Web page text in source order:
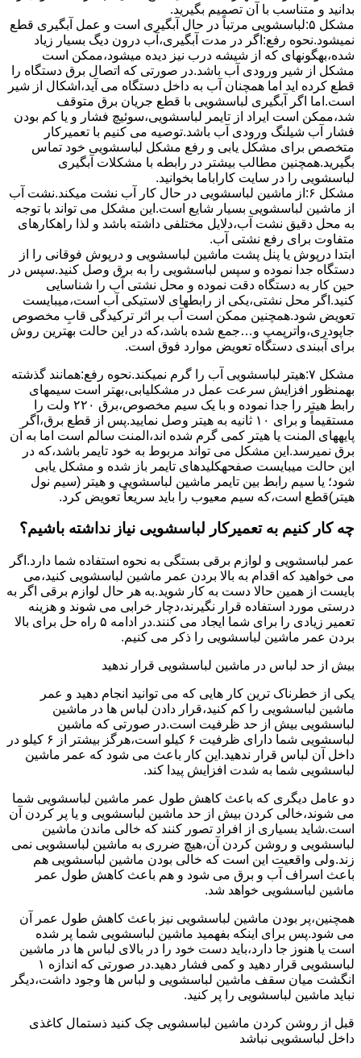
بدانید و متناسب با آن تصمیم بگیرید.
مشکل ۵:لباسشویی مرتباً در ﺣﺎل آﺑﮕﯿﺮی اﺳﺖ و ﻋﻤﻞ آﺑﮕﯿﺮی ﻗﻄﻊ
نمیشود.نحوه رﻓﻊ:اﮔﺮ در ﻣﺪت آﺑﮕﯿﺮی،آب درون دﯾﮓ ﺑﺴﯿﺎر زﯾﺎد
ﺷﺪه،بهگونهای ﮐﻪ از ﺷﯿﺸﻪ درب ﻧﯿﺰ دﯾﺪه میشود،ممکن است
مشکل از شیر ورودی آب باشد.در صورتی که اتصال برق دستگاه را
قطع کرده اید اما همچنان آب به داخل دستگاه می آید،اشکال از شیر
است.اما اگر آبگیری لباسشویی با قطع جریان برق متوقف
شد،ممکن است ایراد از تایمر لباسشویی،سوئیچ فشار و یا کم بودن
فشار آب شیلنگ ورودی آب باشد.توصیه می کنیم با تعمیرکار
متخصص برای مشکل یابی و رفع مشکل لباسشویی خود تماس
بگیرید.همچنین مطالب بیشتر در رابطه با مشکلات آبگیری
لباسشویی را در سایت کاراباما بخوانید.
مشکل ۶:از ﻣﺎﺷﯿﻦ لباسشویی در ﺣﺎل ﮐﺎر آب ﻧﺸﺖ میکند.نشت آب
از ماشین لباسشویی بسیار شایع است.این مشکل می تواند با توجه
به محل دقیق نشت آب،دلایل مختلفی داشته باشد و لذا راهکارهای
متفاوت برای رفع نشتی آب.
ابتدا درپوش یا پنل ﭘﺸﺖ ﻣﺎﺷﯿﻦ لباسشویی و درپوش ﻓﻮﻗﺎﻧﯽ را از
دستگاه ﺟﺪا ﻧﻤﻮده و ﺳﭙﺲ لباسشویی را ﺑﻪ ﺑﺮق وصل ﮐﻨﯿﺪ.سپس در
حین کار به دستگاه دقت نموده و ﻣﺤﻞ نشتی آب را ﺷﻨﺎﺳﺎﯾﯽ
کنید.اﮔﺮ ﻣﺤﻞ نشتی،ﯾﮑﯽ از رابطهای ﻻﺳﺘﯿﮑﯽ آب اﺳﺖ،میبایست
ﺗﻌﻮﯾﺾ شود.همچنین ﻣﻤﮑﻦ اﺳﺖ آب بر اثر ﺗﺮﮐﯿﺪﮔﯽ قابِ ﻣﺨﺼﻮص
ﺟﺎﭘﻮدری،واترپمپ و…جمع شده ﺑﺎﺷﺪ،ﮐﻪ در این حالت بهترین روش
برای آببندی دستگاه ﺗﻌﻮﯾﺾ ﻣﻮارد ﻓﻮق اﺳﺖ.
مشکل ۷:ﻫﯿﺘﺮ لباسشویی آب را ﮔﺮم نمیکند.نحوه رﻓﻊ:ﻫﻤﺎﻧﻨﺪ ﮔﺬﺷﺘﻪ
بهمنظور اﻓﺰاﯾﺶ ﺳﺮﻋﺖ ﻋﻤﻞ در مشکلیابی،بهتر است سیمهای
راﺑﻂ ﻫﯿﺘﺮ را ﺟﺪا ﻧﻤﻮده و ﺑﺎ ﯾﮏ ﺳﯿﻢ ﻣﺨﺼﻮص،برق ۲۲۰ ولت را
مستقیماً و برای ۱۰ ﺛﺎﻧﯿﻪ ﺑﻪ ﻫﯿﺘﺮ وصل نمایید.ﭘﺲ از ﻗﻄﻊ ﺑﺮق،اﮔﺮ
پایههای اﻟﻤﻨﺖ یا هیتر کمی ﮔﺮم ﺷﺪه اند،اﻟﻤﻨﺖ ﺳﺎﻟﻢ است اما ﺑﻪ آن
ﺑﺮق نمیرسد.اﯾﻦ ﻣﺸﮑﻞ می تواند مربوط به ﺧﻮد ﺗﺎﯾﻤﺮ باشد،ﮐﻪ در
این حالت میبایست صفحهکلیدهای ﺗﺎﯾﻤﺮ باز شده و مشکل یابی
شود؛ ﯾﺎ ﺳﯿﻢ راﺑﻂ ﺑﯿﻦ ﺗﺎﯾﻤﺮ ماشین لباسشویی و ﻫﯿﺘﺮ (سیم ﻧﻮل
ﻫﯿﺘﺮ)ﻗﻄﻊ اﺳﺖ،ﮐﻪ ﺳﯿﻢ ﻣﻌﯿﻮب را ﺑﺎﯾﺪ سریعاً ﺗﻌﻮﯾﺾ کرد.
چه کار کنیم به تعمیرکار لباسشویی نیاز نداشته باشیم؟
عمر لباسشویی و لوازم برقی بستگی به نحوه استفاده شما دارد.اگر
می خواهید که اقدام به بالا بردن عمر ماشین لباسشویی کنید،می
بایست از همین حالا دست به کار شوید.به هر حال لوازم برقی اگر به
درستی مورد استفاده قرار نگیرند،دچار خرابی می شوند و هزینه
تعمیر زیادی را برای شما ایجاد می کنند.در ادامه ۵ راه حل برای بالا
بردن عمر ماشین لباسشویی را ذکر می کنیم.
بیش از حد لباس در ماشین لباسشویی قرار ندهید
یکی از خطرناک ترین کار هایی که می توانید انجام دهید و عمر
ماشین لباسشویی را کم کنید،قرار دادن لباس ها در ماشین
لباسشویی بیش از حد ظرفیت است.در صورتی که ماشین
لباسشویی شما دارای ظرفیت ۶ کیلو است،هرگز بیشتر از ۶ کیلو در
داخل آن لباس قرار ندهید.این کار باعث می شود که عمر ماشین
لباسشویی شما به شدت افزایش پیدا کند.
دو عامل دیگری که باعث کاهش طول عمر ماشین لباسشویی شما
می شوند،خالی کردن بیش از حد ماشین لباسشویی و یا پر کردن آن
است.شاید بسیاری از افراد تصور کنند که خالی ماندن ماشین
لباسشویی و روشن کردن آن،هیچ ضرری به ماشین لباسشویی نمی
زند.ولی واقعیت این است که خالی بودن ماشین لباسشویی هم
باعث اسراف آب و برق می شود و هم باعث کاهش طول عمر
ماشین لباسشویی خواهد شد.
همچنین،پر بودن ماشین لباسشویی نیز باعث کاهش طول عمر آن
می شود.پس برای اینکه بفهمید ماشین لباسشویی شما پر شده
است یا هنوز جا دارد،باید دست خود را در بالای لباس ها در ماشین
لباسشویی قرار دهید و کمی فشار دهید.در صورتی که اندازه ۱
انگشت میان سقف ماشین لباسشویی و لباس ها وجود داشت،دیگر
نباید ماشین لباسشویی را پر کنید.
قبل از روشن کردن ماشین لباسشویی چک کنید ذستمال کاغذی
داخل لباسشویی نباشد